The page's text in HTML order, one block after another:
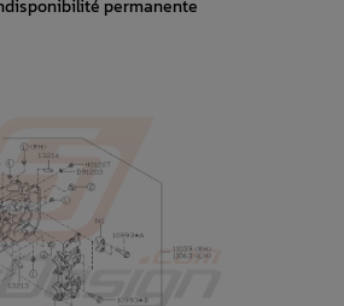
permanente